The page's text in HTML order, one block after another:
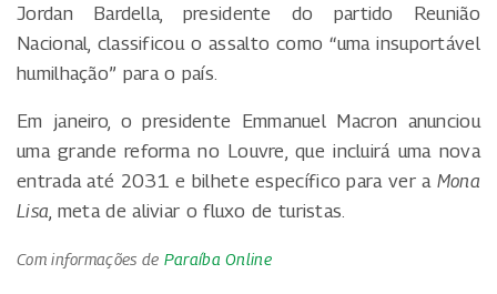
Jordan Bardella, presidente do partido Reunião
Nacional, classificou o assalto como “uma insuportável
humilhação” para o país.
Em janeiro, o presidente Emmanuel Macron anunciou
uma grande reforma no Louvre, que incluirá uma nova
entrada até 2031 e bilhete específico para ver a Mona
Lisa , meta de aliviar o fluxo de turistas.
Com informações de Paraíba Online